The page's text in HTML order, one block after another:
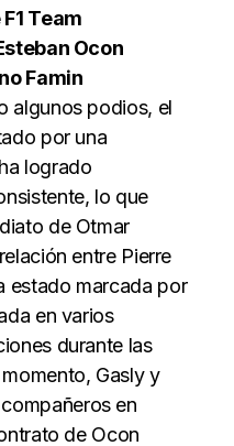
Team
Ocon
Famin
algunos podios, el
por una
logrado
lo que
de Otmar
entre Pierre
estado marcada por
en varios
durante las
Gasly y
en
de Ocon